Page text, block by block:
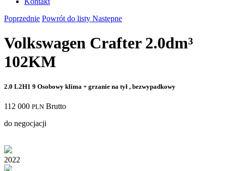
Poprzednie Powrót do listy Następne
Volkswagen Crafter 2.0dm³
102KM
2.0 L2H1 9 Osobowy klima + grzanie na tył , bezwypadkowy
112 000 PLN Brutto
do negocjacji
2022